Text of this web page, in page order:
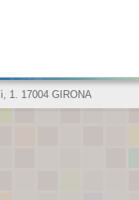
1. 17004 GIRONA